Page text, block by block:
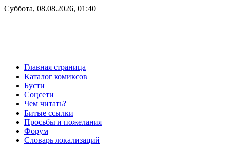
Суббота, 08.08.2026, 01:40
Главная страница
Каталог комиксов
Бусти
Соцсети
Чем читать?
Битые ссылки
Просьбы и пожелания
Форум
Словарь локализаций